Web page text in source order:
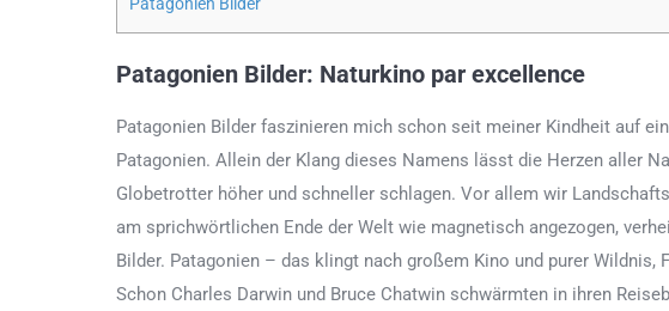
Patagonien Bilder: Naturkino par excellence
Patagonien Bilder faszinieren mich schon seit meiner Kindheit auf
Patagonien. Allein der Klang dieses Namens lässt die Herzen aller
Globetrotter höher und schneller schlagen. Vor allem wir
am sprichwörtlichen Ende der Welt wie magnetisch angezogen,
Bilder. Patagonien – das klingt nach großem Kino und purer Wildnis,
Schon Charles Darwin und Bruce Chatwin schwärmten in ihren